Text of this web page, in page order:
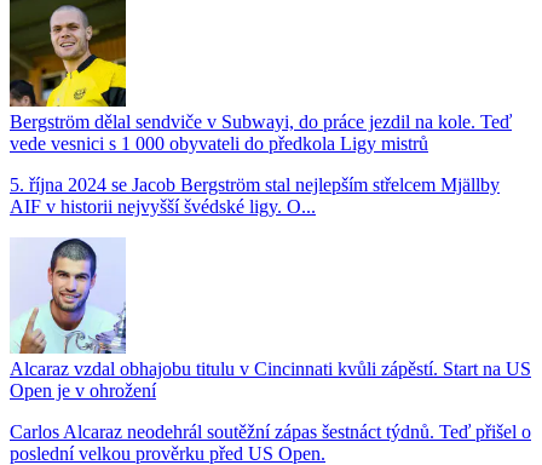
Bergström dělal sendviče v Subwayi, do práce jezdil na kole. Teď
vede vesnici s 1 000 obyvateli do předkola Ligy mistrů
5. října 2024 se Jacob Bergström stal nejlepším střelcem Mjällby
AIF v historii nejvyšší švédské ligy. O...
Alcaraz vzdal obhajobu titulu v Cincinnati kvůli zápěstí. Start na US
Open je v ohrožení
Carlos Alcaraz neodehrál soutěžní zápas šestnáct týdnů. Teď přišel o
poslední velkou prověrku před US Open.